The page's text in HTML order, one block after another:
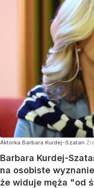
Aktorka Barbara Kurdej-Szatan
Barbara Kurdej-
na osobiste
że widuje męża "od